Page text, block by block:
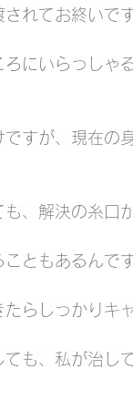
れてお終いで
にいらっしゃ
すが、現在の
、解決の糸口
ともあるんです
らしっかりキ
も、私が治し